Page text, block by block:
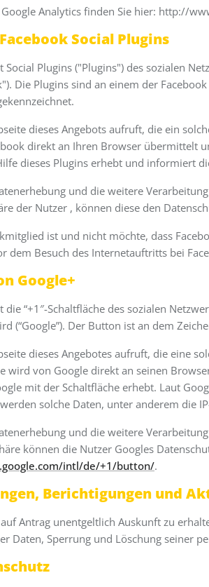
Analytics finden Sie hier: http://
Social Plugins
Social Plugins ("Plugins") des sozialen
Die Plugins sind an einem der
dieses Angebots aufruft, die ein
direkt an Ihren Browser übermittelt
dieses Plugins erhebt und informiert
und die weitere
der Nutzer , können diese den
ist und nicht möchte, dass
dem Besuch des Internetauftritts bei
Google+
die “+1″-Schaltfläche des sozialen
(“Google”). Der Button ist an dem
dieses Angebotes aufruft, die eine
wird von Google direkt an seinen
mit der Schaltfläche erhebt. Laut
solche Daten, unter anderem die
und die weitere
können die Nutzer Googles
intl/de/+1/button/.
Berichtigungen und
Antrag unentgeltlich Auskunft zu
Daten, Sperrung und Löschung seiner